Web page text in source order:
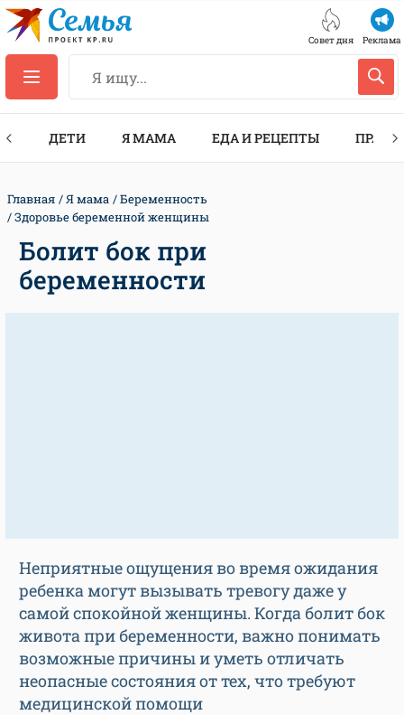
Совет дня Реклама
ДЕТИ Я МАМА ЕДА И РЕЦЕПТЫ
Главная Я мама
Беременность
Здоровье беременной женщины
Болит бок при
беременности
Неприятные ощущения во время ожидания
ребенка могут вызывать тревогу даже у
самой спокойной женщины. Когда болит бок
живота при беременности, важно понимать
возможные причины и уметь отличать
неопасные состояния от тех, что требуют
медицинской помощи